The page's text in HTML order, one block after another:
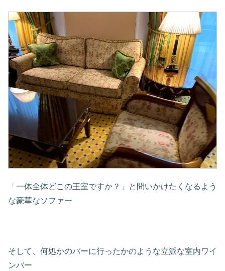
「一体全体どこの王室ですか？」と問いかけたくなるよう
な豪華なソファー
そして、何処かのバーに行ったかのような立派な室内ワイ
ンバー